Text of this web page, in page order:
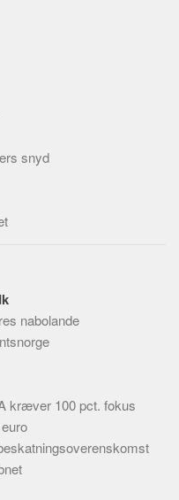
snyd
nabolande
kræver 100 pct. fokus